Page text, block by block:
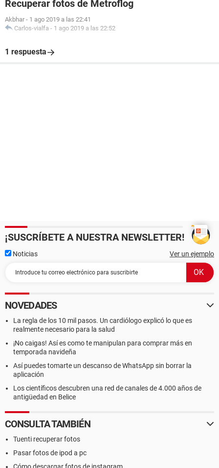
Recuperar fotos de Metroflog
Akbhar - 1 ago 2019 a las 22:41
Carlos-vialfa - 1 ago 2019 a las 22:52
1 respuesta
¡SUSCRÍBETE A NUESTRA NEWSLETTER!
Noticias Ver un ejemplo
NOVEDADES
La regla de los 10 mil pasos. Un cardiólogo explicó lo que es
realmente necesario para la salud
¡No caigas! Así es como te manipulan para comprar más en
temporada navideña
Así puedes tomarte un descanso de WhatsApp sin borrar la
aplicación
Los científicos descubren una red de canales de 4.000 años de
antigüedad en Belice
CONSULTA TAMBIÉN
Tuenti recuperar fotos
Pasar fotos de ipod a pc